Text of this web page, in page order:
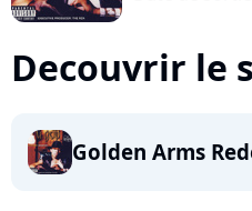
Decouvrir le
Golden Arms